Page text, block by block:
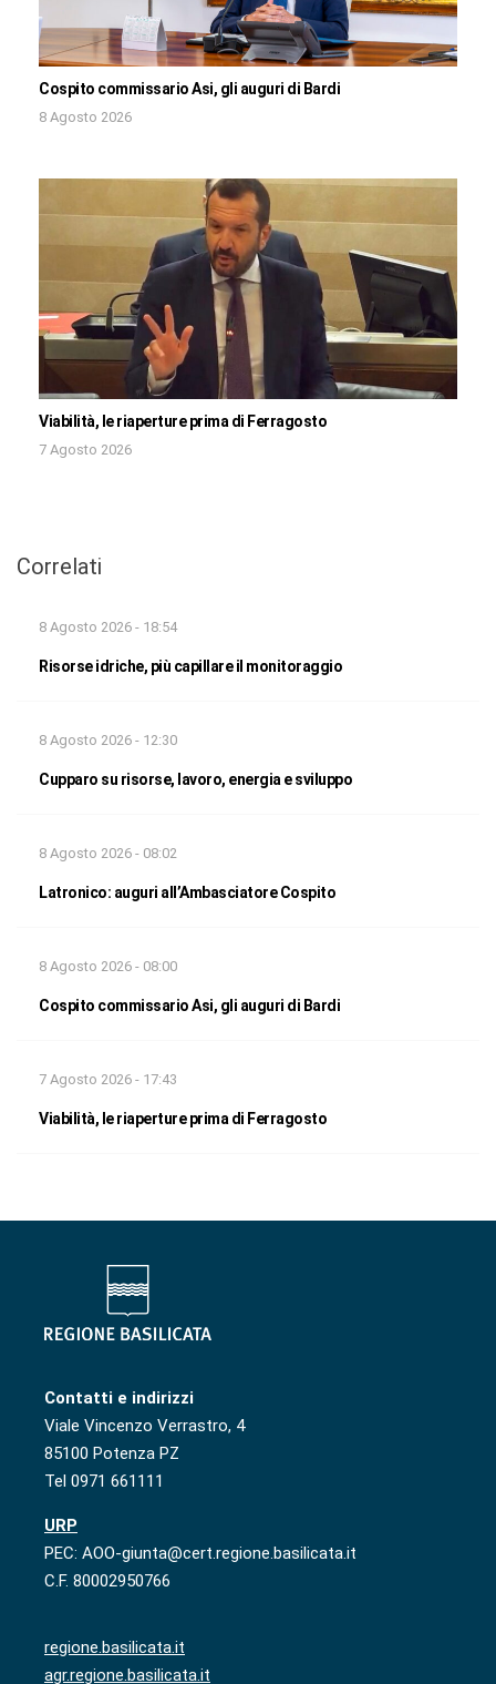
Cospito commissario Asi, gli auguri di Bardi
8 Agosto 2026
Viabilità, le riaperture prima di Ferragosto
7 Agosto 2026
Correlati
8 Agosto 2026 - 18:54
Risorse idriche, più capillare il monitoraggio
8 Agosto 2026 - 12:30
Cupparo su risorse, lavoro, energia e sviluppo
8 Agosto 2026 - 08:02
Latronico: auguri all’Ambasciatore Cospito
8 Agosto 2026 - 08:00
Cospito commissario Asi, gli auguri di Bardi
7 Agosto 2026 - 17:43
Viabilità, le riaperture prima di Ferragosto
Contatti e indirizzi
Viale Vincenzo Verrastro, 4
85100 Potenza PZ
Tel 0971 661111
URP
PEC: AOO-giunta@cert.regione.basilicata.it
C.F. 80002950766
regione.basilicata.it
agr.regione.basilicata.it